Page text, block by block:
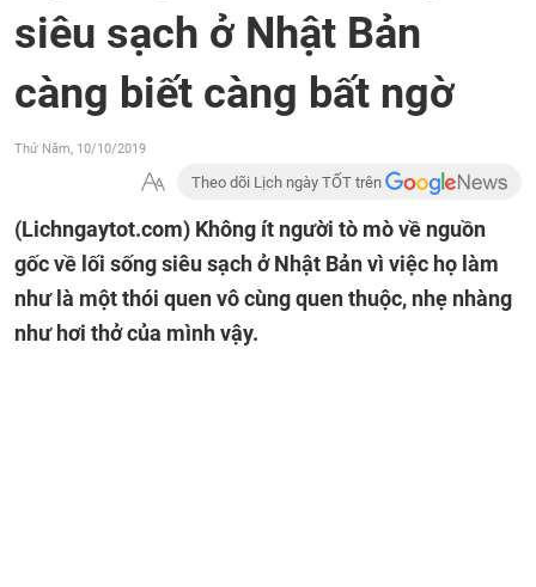
siêu sạch ở Nhật Bản
càng biết càng bất ngờ
Thứ Năm, 10/10/2019
Theo dõi Lịch ngày TỐT trên
(Lichngaytot.com) Không ít người tò mò về nguồn
gốc về lối sống siêu sạch ở Nhật Bản vì việc họ làm
như là một thói quen vô cùng quen thuộc, nhẹ nhàng
như hơi thở của mình vậy.